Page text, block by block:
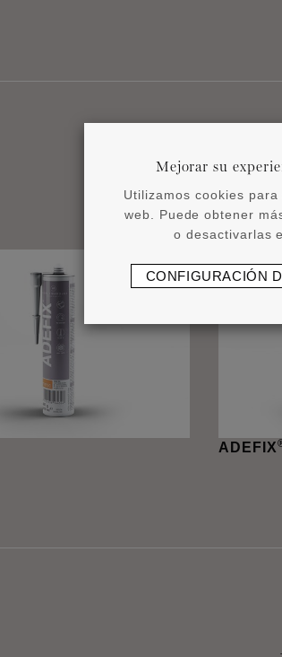
ADEFIX
Mejorar su
Utilizamos cookies
web. Puede obtener
o desactivarlas
CONFIGURACIÓN